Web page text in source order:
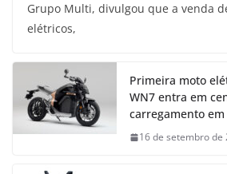
Grupo Multi, divulgou que a venda
elétricos,
Primeira moto
WN7 entra em
carregamento
16 de setembro de